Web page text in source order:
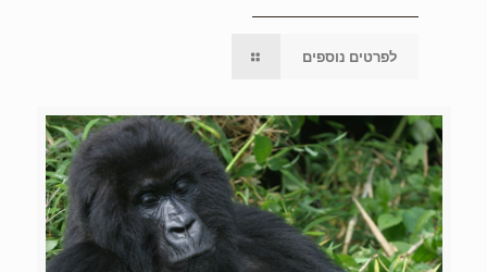
לפרטים נוספים